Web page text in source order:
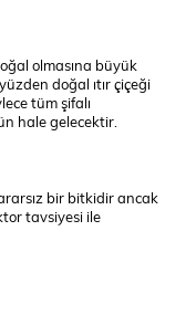
olmasına büyük
doğal ıtır çiçeği
tüm şifalı
hale gelecektir.
bir bitkidir ancak
tavsiyesi ile